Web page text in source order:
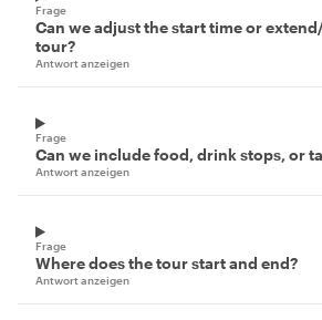
Frage
Can we adjust the start time or
tour?
Antwort anzeigen
Frage
Can we include food, drink stops, or
Antwort anzeigen
Frage
Where does the tour start and end?
Antwort anzeigen